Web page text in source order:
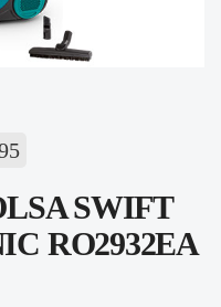
SWIFT
RO2932EA